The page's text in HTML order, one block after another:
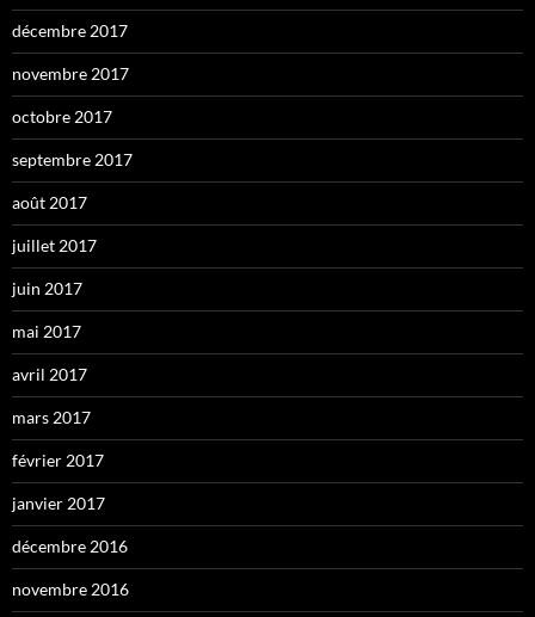
décembre 2017
novembre 2017
octobre 2017
septembre 2017
août 2017
juillet 2017
juin 2017
mai 2017
avril 2017
mars 2017
février 2017
janvier 2017
décembre 2016
novembre 2016